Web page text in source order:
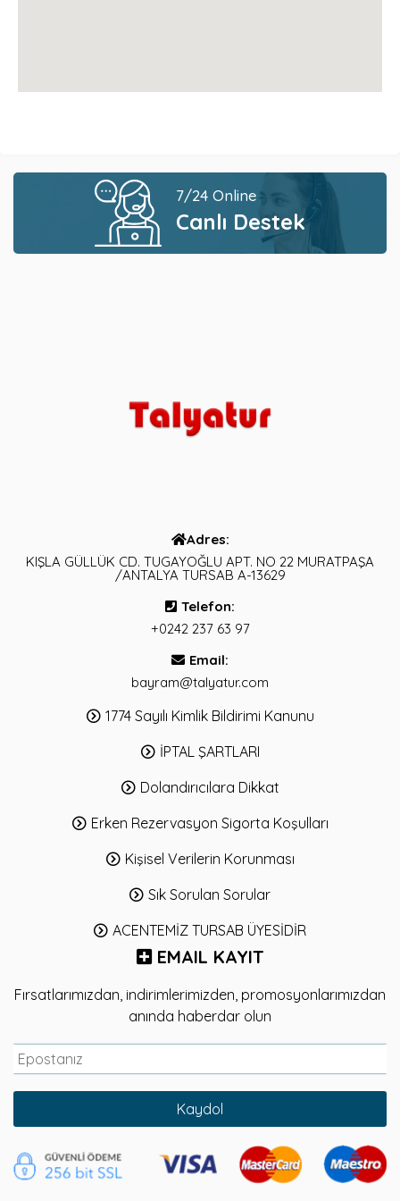
7/24 Online
Canlı Destek
Adres:
KIŞLA GÜLLÜK CD. TUGAYOĞLU APT. NO 22 MURATPAŞA
/ANTALYA TURSAB A-13629
Telefon:
+0242 237 63 97
Email:
bayram@talyatur.com
1774 Sayılı Kimlik Bildirimi Kanunu
İPTAL ŞARTLARI
Dolandırıcılara Dikkat
Erken Rezervasyon Sigorta Koşulları
Kişisel Verilerin Korunması
Sık Sorulan Sorular
ACENTEMİZ TURSAB ÜYESİDİR
EMAIL KAYIT
Fırsatlarımızdan, indirimlerimizden, promosyonlarımızdan
anında haberdar olun
Kaydol